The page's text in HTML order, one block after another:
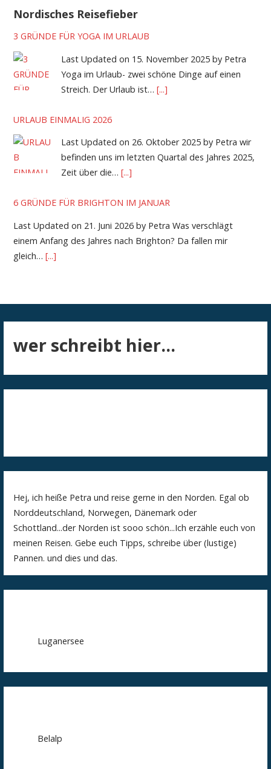
Nordisches Reisefieber
3 GRÜNDE FÜR YOGA IM URLAUB
Last Updated on 15. November 2025 by Petra
Yoga im Urlaub- zwei schöne Dinge auf einen
Streich. Der Urlaub ist… [...]
URLAUB EINMALIG 2026
Last Updated on 26. Oktober 2025 by Petra wir
befinden uns im letzten Quartal des Jahres 2025,
Zeit über die… [...]
6 GRÜNDE FÜR BRIGHTON IM JANUAR
Last Updated on 21. Juni 2026 by Petra Was verschlägt
einem Anfang des Jahres nach Brighton? Da fallen mir
gleich…[...]
wer schreibt hier...
Hej, ich heiße Petra und reise gerne in den Norden. Egal ob
Norddeutschland, Norwegen, Dänemark oder
Schottland...der Norden ist sooo schön...Ich erzähle euch von
meinen Reisen. Gebe euch Tipps, schreibe über (lustige)
Pannen. und dies und das.
Luganersee
Belalp